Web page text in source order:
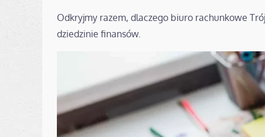
Odkryjmy razem, dlaczego biuro rachunkowe
dziedzinie finansów.